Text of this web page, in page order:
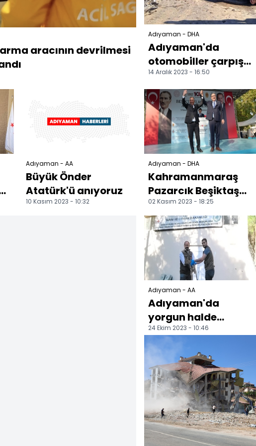
aracının devrilmesi
Adıyaman - DHA
Adıyaman'da
otomobiller çarpıştı;
1 ölü, 3 yaralı
14 Aralık 2023 - 16:50
Adıyaman - AA
Büyük Önder
Atatürk'ü anıyoruz
10 Kasım 2023 - 10:32
Adıyaman - DHA
Kahramanmaraş
Pazarcık Beşiktaş
İlkokulu'nun açılış
töreni gerçekleşti
02 Kasım 2023 - 18:25
Adıyaman - AA
Adıyaman'da
yorgun halde
bulunan yavru dağ
keçisi tedavi altına
alındı
24 Ekim 2023 - 10:46